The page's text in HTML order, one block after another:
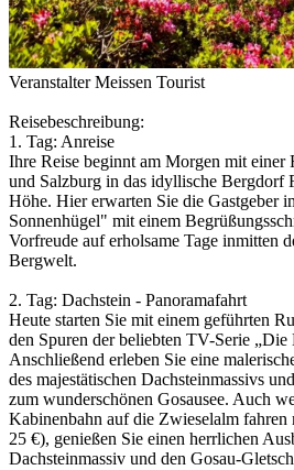
Veranstalter Meissen Tourist
Reisebeschreibung:
1. Tag: Anreise
Ihre Reise beginnt am Morgen mit einer
und Salzburg in das idyllische Bergdorf
Höhe. Hier erwarten Sie die Gastgeber
Sonnenhügel" mit einem
Vorfreude auf erholsame Tage inmitten
Bergwelt.
2. Tag: Dachstein - Panoramafahrt
Heute starten Sie mit einem geführten
den Spuren der beliebten TV-Serie
Anschließend erleben Sie eine
des majestätischen Dachsteinmassivs
zum wunderschönen Gosausee. Auch
Kabinenbahn auf die Zwieselalm fahren
25 €), genießen Sie einen herrlichen
Dachsteinmassiv und den Gosau-